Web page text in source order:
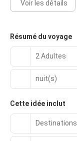
Voir les détails
Résumé du voyage
2 Adultes
nuit(s)
Cette idée inclut
Destinations